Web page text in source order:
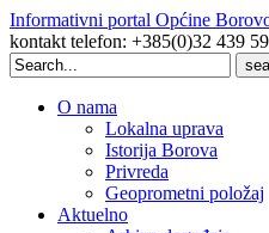
Informativni portal Općine
kontakt telefon: +385(0)32 439
Search
for:
O nama
Lokalna uprava
Istorija Borova
Privreda
Geoprometni položaj
Aktuelno